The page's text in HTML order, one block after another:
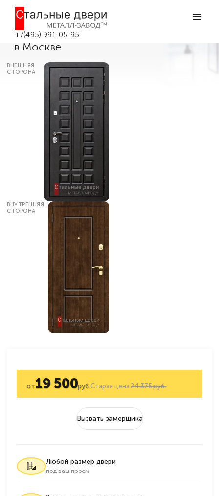
+7(495) 991-05-95
Дверь входная для квартиры с
повышенной шумоизоляцией №382
в Москве
ВНЕШНЯЯ
СТОРОНА
ВНУТРЕННЯЯ
СТОРОНА
Старая цена24 375 руб.
от19 500руб.
Вызвать замерщика
Любой размер двери
под ваш проем